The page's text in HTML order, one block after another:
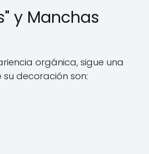
y Manchas
orgánica, sigue una
decoración son: